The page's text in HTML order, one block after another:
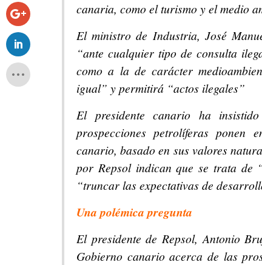
canaria, como el turismo y el medio
El ministro de Industria, José
“ante cualquier tipo de consulta
como a la de carácter
igual” y permitirá “actos ilegales”
El presidente canario ha
prospecciones petrolíferas ponen
canario, basado en sus valores
por Repsol indican que se trata de
“truncar las expectativas de
Una polémica pregunta
El presidente de Repsol, Antonio
Gobierno canario acerca de las